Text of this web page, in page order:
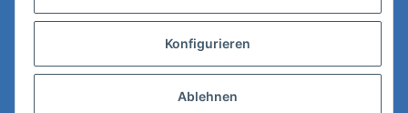
Datenschutz
Konfigurieren
Ablehnen